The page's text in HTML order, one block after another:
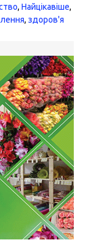
, Найцікавіше,
, здоров'я